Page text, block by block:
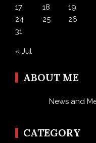
17
18 19
24
25 26
31
« Jul
ABOUT ME
News and
CATEGORY